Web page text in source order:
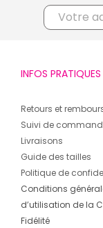
INFOS PRATIQUES
Retours et
Suivi de
Livraisons
Guide des tailles
Politique de
Conditions
d’utilisation de la
Fidélité